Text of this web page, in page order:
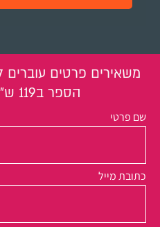
משאירים פרטים
הספר ב119 ש״ח עד הבית >
שם פרטי
כתובת מייל